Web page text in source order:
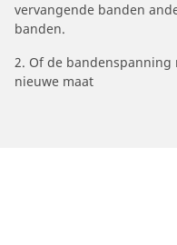
vervangende banden
banden.
2. Of de bandenspanning
nieuwe maat